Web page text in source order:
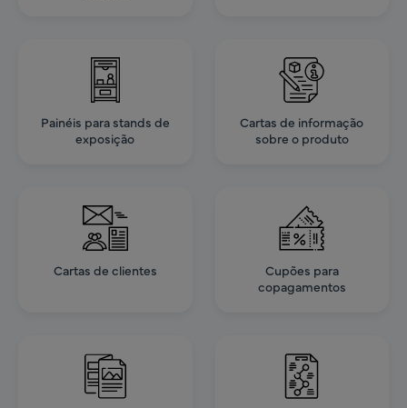
Painéis para stands de
exposição
Cartas de informação
sobre o produto
Cartas de clientes
Cupões para
copagamentos